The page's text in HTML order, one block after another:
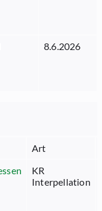
8.6.2026
Art
KR
Interpellation